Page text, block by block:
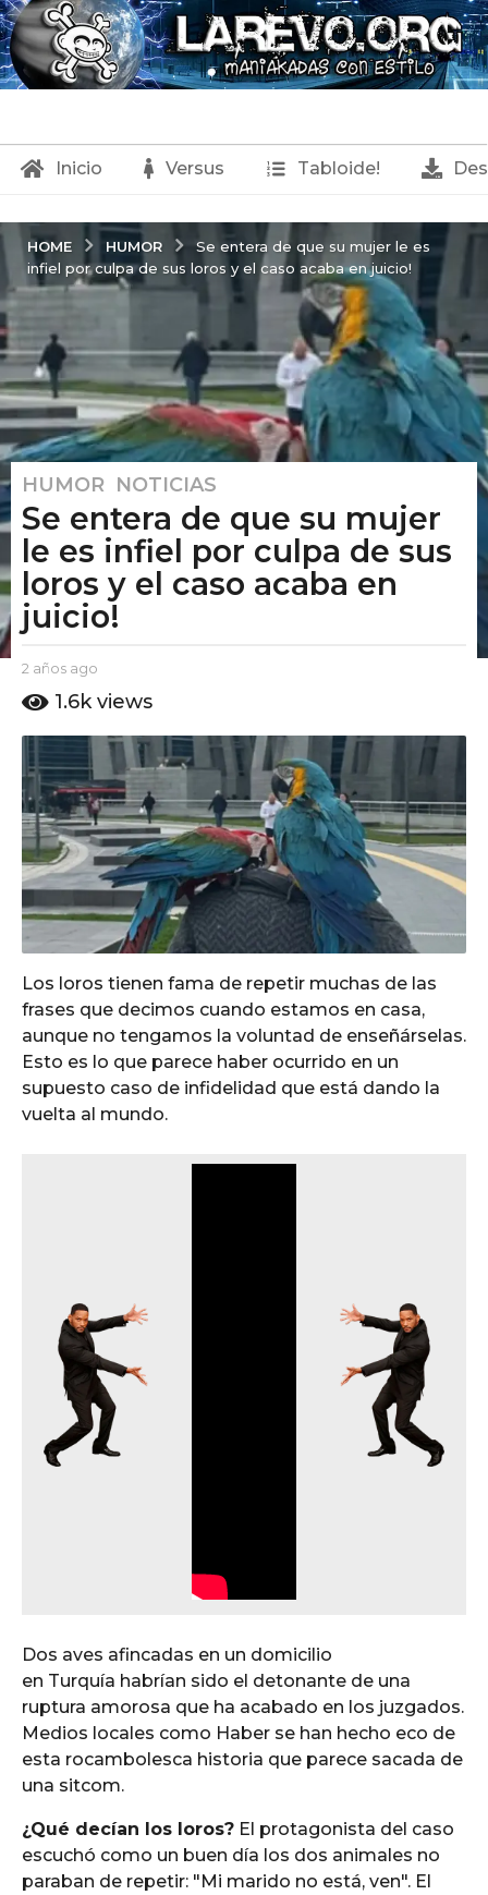
Inicio Versus Tabloide!
HOME HUMOR
Se entera de que su mujer le es
infiel por culpa de sus loros y el caso acaba en juicio!
2
a
ñ
o
a
o
2
o
s
a
g
o
HUMOR ,NOTICIAS
Se entera de que su mujer
le es infiel por culpa de sus
loros y el caso acaba en
juicio!
b
E
u
t
o
A
m
o
2 años ago
ñ
g
o
1.6k views
Los loros tienen fama de repetir muchas de las
frases que decimos cuando estamos en casa,
aunque no tengamos la voluntad de enseñárselas.
Esto es lo que parece haber ocurrido en un
supuesto caso de infidelidad que está dando la
vuelta al mundo.
Dos aves afincadas en un domicilio
en Turquía habrían sido el detonante de una
ruptura amorosa que ha acabado en los juzgados.
Medios locales como Haber se han hecho eco de
esta rocambolesca historia que parece sacada de
una sitcom.
¿Qué decían los loros? El protagonista del caso
escuchó como un buen día los dos animales no
paraban de repetir: "Mi marido no está, ven". El